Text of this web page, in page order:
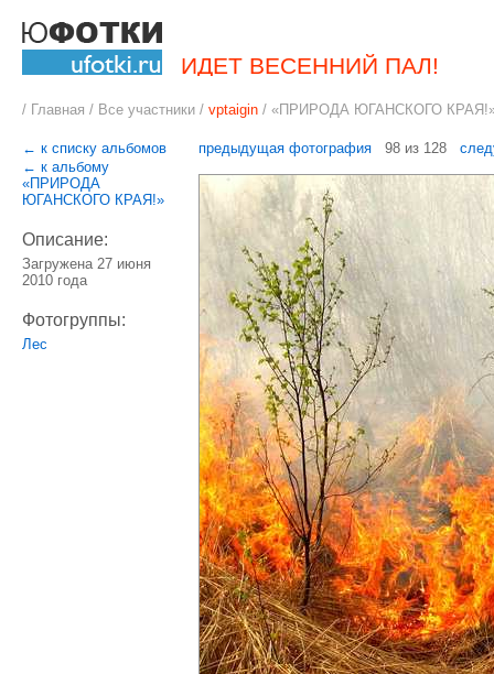
ИДЕТ ВЕСЕННИЙ ПАЛ!
/ Главная / Все участники / vptaigin / «ПРИРОДА ЮГАНСКОГО КРАЯ!
← к списку альбомов
← к альбому
«ПРИРОДА
ЮГАНСКОГО КРАЯ!»
Описание:
Загружена 27 июня
2010 года
Фотогруппы:
Лес
предыдущая фотография98 из 128